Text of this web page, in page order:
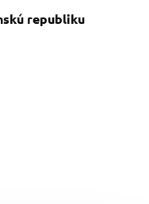
republiku